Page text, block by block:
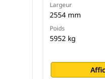
Largeur
2554 mm
Poids
5952 kg